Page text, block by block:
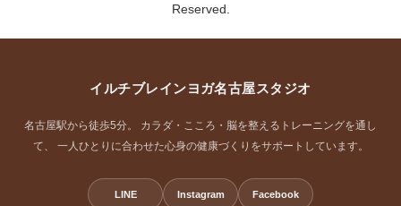
Reserved.
イルチブレインヨガ名古屋スタジオ
名古屋駅から徒歩5分。 カラダ・こころ・脳を整えるトレーニングを通し
て、 一人ひとりに合わせた心身の健康づくりをサポートしています。
LINE Instagram Facebook